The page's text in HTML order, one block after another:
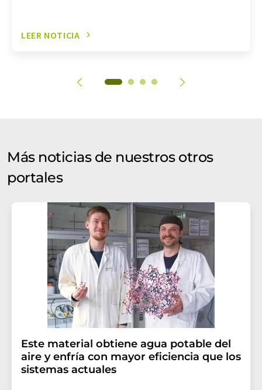
LEER NOTICIA
Más noticias de nuestros otros
portales
Este material obtiene agua potable del
aire y enfría con mayor eficiencia que los
sistemas actuales